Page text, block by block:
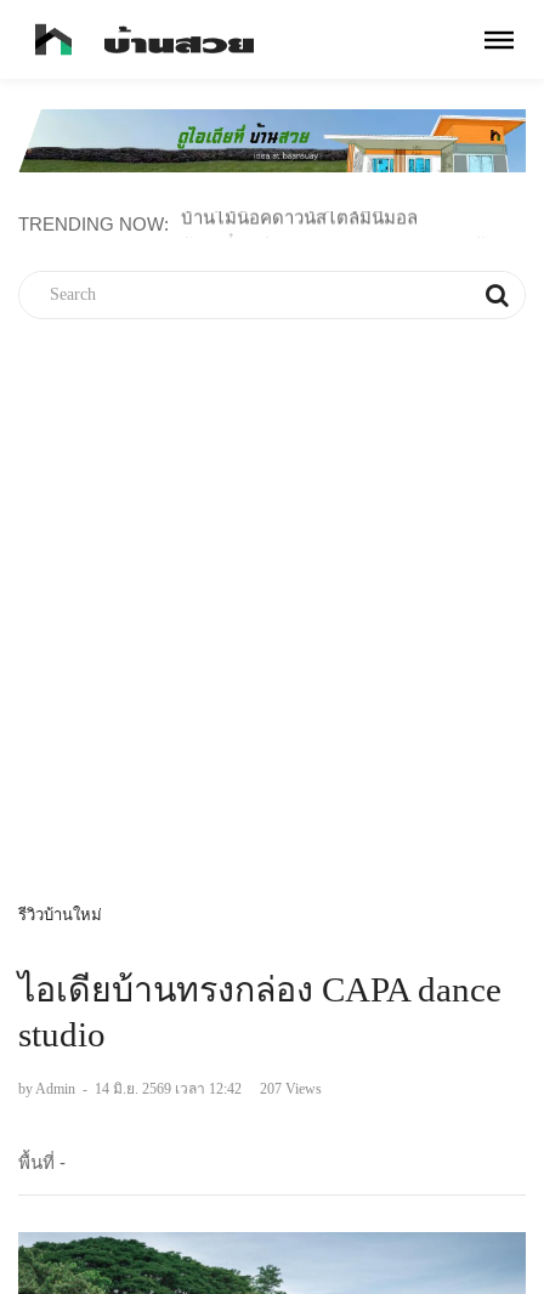
TRENDING NOW: บ้านไม้น็อคดาวน์สไตล์มินิมอล
รีวิวบ้านใหม่
ไอเดียบ้านทรงกล่อง CAPA dance
studio
by Admin - 14 มิ.ย. 2569 เวลา 12:42 207 Views
พื้นที่ -